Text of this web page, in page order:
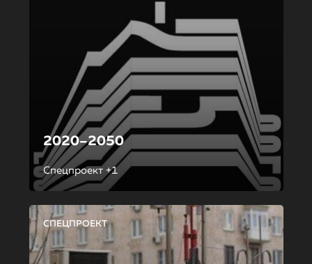
2020–2050
Спецпроект +1
СПЕЦПРОЕКТ